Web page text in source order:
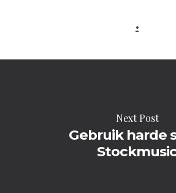
.
Next Post
Gebruik harde